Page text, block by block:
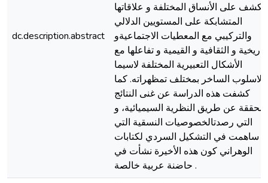
dc.description.abstract
الكشف على الأنساق المختلفة و علاقاتها
المتشابكة على المستويين الدلالي
والتركيبي مع المعطيات الاجتماعيةو
و الثقافية و القيمية و تفاعلها مع
الأشكال التعبيرية المختلفة لاسيما
الاسلوب الساخر بمختلف تمظهراته. كما
كشفت هذه الدراسة عن غنى النتائج
عن طريق النظرية السيميائية، و
التي رصدتالخصوصيات النسقية التي
ساهمت في التشكيل السردي لكتابات
الوهراني كون هذه الأخيرة نشأت في
حاضنة عربية خالصة .